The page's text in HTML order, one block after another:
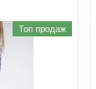
Топ продаж